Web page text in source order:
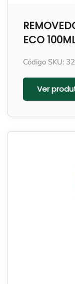
ECO
Código SKU:
Ver